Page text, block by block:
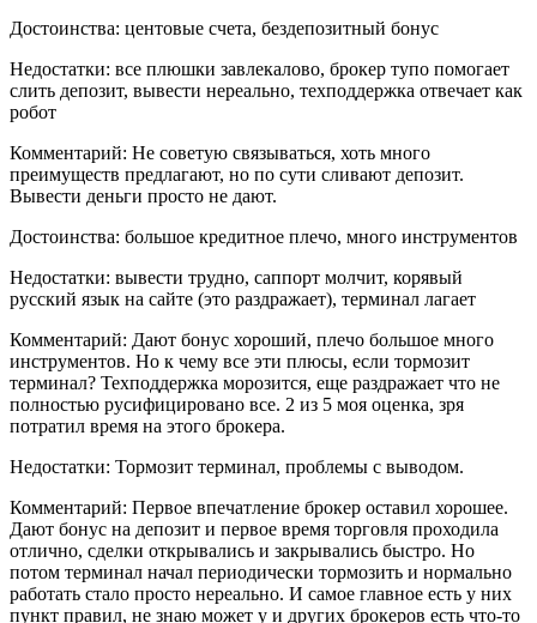
Достоинства: центовые счета, бездепозитный бонус
Недостатки: все плюшки завлекалово, брокер тупо помогает
слить депозит, вывести нереально, техподдержка отвечает как
робот
Комментарий: Не советую связываться, хоть много
преимуществ предлагают, но по сути сливают депозит.
Вывести деньги просто не дают.
Достоинства: большое кредитное плечо, много инструментов
Недостатки: вывести трудно, саппорт молчит, корявый
русский язык на сайте (это раздражает), терминал лагает
Комментарий: Дают бонус хороший, плечо большое много
инструментов. Но к чему все эти плюсы, если тормозит
терминал? Техподдержка морозится, еще раздражает что не
полностью русифицировано все. 2 из 5 моя оценка, зря
потратил время на этого брокера.
Недостатки: Тормозит терминал, проблемы с выводом.
Комментарий: Первое впечатление брокер оставил хорошее.
Дают бонус на депозит и первое время торговля проходила
отлично, сделки открывались и закрывались быстро. Но
потом терминал начал периодически тормозить и нормально
работать стало просто нереально. И самое главное есть у них
пункт правил, не знаю может у и других брокеров есть что-то